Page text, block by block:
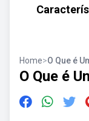
Home>O Que é
O Que é